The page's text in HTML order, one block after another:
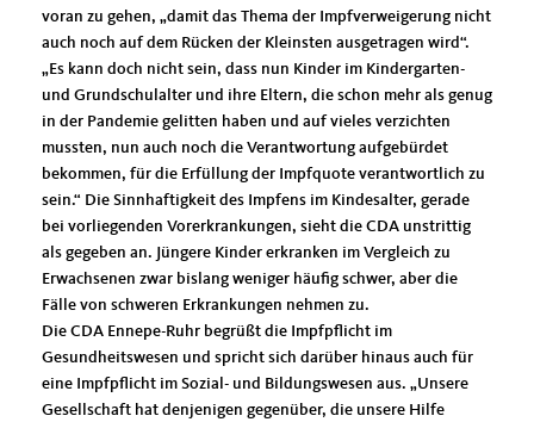
voran zu gehen, „damit das Thema der Impfverweigerung nicht
auch noch auf dem Rücken der Kleinsten ausgetragen wird“.
Es kann doch nicht sein, dass nun Kinder im Kindergarten-
und Grundschulalter und ihre Eltern, die schon mehr als genug
in der Pandemie gelitten haben und auf vieles verzichten
mussten, nun auch noch die Verantwortung aufgebürdet
bekommen, für die Erfüllung der Impfquote verantwortlich zu
sein.“ Die Sinnhaftigkeit des Impfens im Kindesalter, gerade
bei vorliegenden Vorerkrankungen, sieht die CDA unstrittig
als gegeben an. Jüngere Kinder erkranken im Vergleich zu
Erwachsenen zwar bislang weniger häufig schwer, aber die
Fälle von schweren Erkrankungen nehmen zu.
Die CDA Ennepe-Ruhr begrüßt die Impfpflicht im
Gesundheitswesen und spricht sich darüber hinaus auch für
eine Impfpflicht im Sozial- und Bildungswesen aus. „Unsere
Gesellschaft hat denjenigen gegenüber, die unsere Hilfe